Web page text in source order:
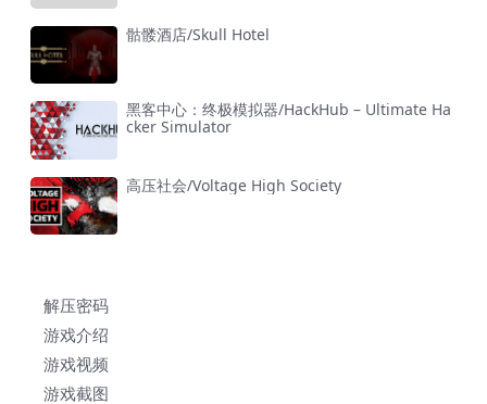
骷髅酒店/Skull Hotel
黑客中心：终极模拟器/HackHub – Ultimate Ha
cker Simulator
高压社会/Voltage High Society
解压密码
游戏介绍
游戏视频
游戏截图